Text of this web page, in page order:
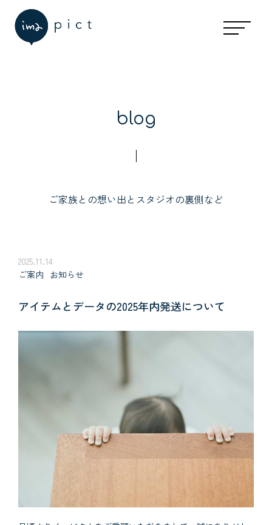
blog
ご家族との想い出とスタジオの裏側など
2025.11.14
ご案内
お知らせ
アイテムとデータの2025年内発送について